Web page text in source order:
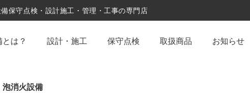
保守点検・設計施工・管理・工事の専門店
は？ 設計・施工 保守点検 取扱商品 お知らせ
泡消火設備